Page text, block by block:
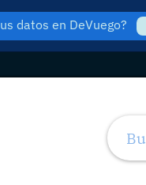
datos en DeVuego?